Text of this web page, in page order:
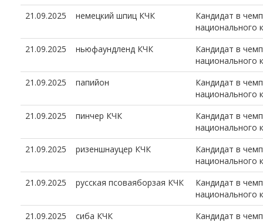
21.09.2025
немецкий шпиц КЧК
Кандидат в
национального
21.09.2025
ньюфаундленд КЧК
Кандидат в
национального
21.09.2025
папийон
Кандидат в
национального
21.09.2025
пинчер КЧК
Кандидат в
национального
21.09.2025
ризеншнауцер КЧК
Кандидат в
национального
21.09.2025
русская псоваяборзая КЧК
Кандидат в
национального
21.09.2025
сиба КЧК Кандидат в